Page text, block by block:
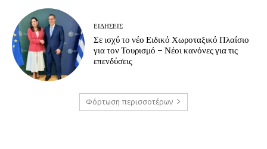
ΕΙΔΗΣΕΙΣ
Σε ισχύ το νέο Ειδικό Χωροταξικό Πλαίσιο
για τον Τουρισμό – Νέοι κανόνες για τις
επενδύσεις
Φόρτωση περισσοτέρων